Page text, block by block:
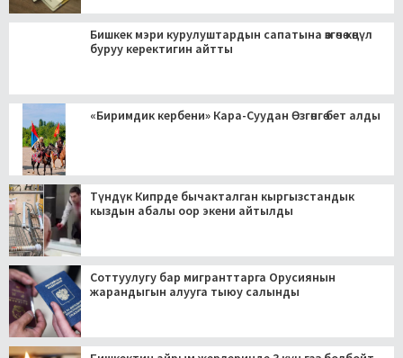
Бишкек мэри курулуштардын сапатына өзгөчө көңүл
буруу керектигин айтты
«Биримдик кербени» Кара-Суудан Өзгөнгө бет алды
Түндүк Кипрде бычакталган кыргызстандык
кыздын абалы оор экени айтылды
Соттуулугу бар мигранттарга Орусиянын
жарандыгын алууга тыюу салынды